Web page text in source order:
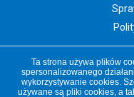
Ta strona używa plików
spersonalizowanego
wykorzystywanie cookies.
używane są pliki cookies, a